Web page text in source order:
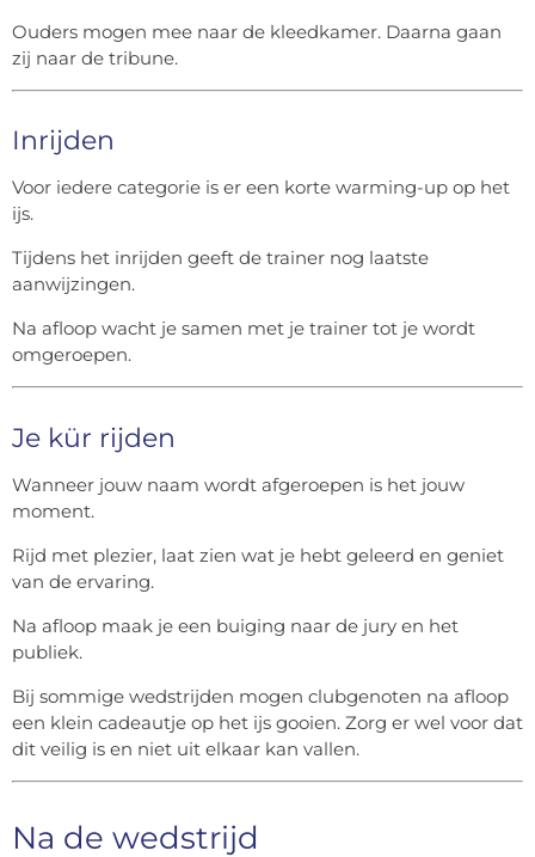
Ouders mogen mee naar de kleedkamer. Daarna gaan
zij naar de tribune.
Inrijden
Voor iedere categorie is er een korte warming-up op het
ijs.
Tijdens het inrijden geeft de trainer nog laatste
aanwijzingen.
Na afloop wacht je samen met je trainer tot je wordt
omgeroepen.
Je kür rijden
Wanneer jouw naam wordt afgeroepen is het jouw
moment.
Rijd met plezier, laat zien wat je hebt geleerd en geniet
van de ervaring.
Na afloop maak je een buiging naar de jury en het
publiek.
Bij sommige wedstrijden mogen clubgenoten na afloop
een klein cadeautje op het ijs gooien. Zorg er wel voor dat
dit veilig is en niet uit elkaar kan vallen.
Na de wedstrijd